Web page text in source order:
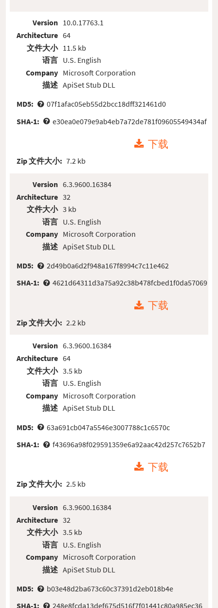
Version
Architecture
文件大小
语言
Company
描述
10.0.17763.1
64
11.5 kb
U.S. English
Microsoft Corporation
ApiSet Stub DLL
MD5:
07f1afac05eb55d2bcc18dff321461d0
SHA-1:
e30ea0e079e9ab4eb7a72de781f09605549434af
下载
Zip 文件大小: 7.2 kb
Version
Architecture
文件大小
语言
Company
描述
6.3.9600.16384
32
3 kb
U.S. English
Microsoft Corporation
ApiSet Stub DLL
MD5:
2d49b0a6d2f948a167f8994c7c11e462
SHA-1:
4621d64311d3a75a92c38b478fcbed1f0da57069
下载
Zip 文件大小: 2.2 kb
Version
Architecture
文件大小
语言
Company
描述
6.3.9600.16384
64
3.5 kb
U.S. English
Microsoft Corporation
ApiSet Stub DLL
MD5:
63a691cb047a5546e3007788c1c6570c
SHA-1:
f43696a98f029591359e6a92aac42d257c7652b7
下载
Zip 文件大小: 2.5 kb
Version
Architecture
文件大小
语言
Company
描述
6.3.9600.16384
32
3.5 kb
U.S. English
Microsoft Corporation
ApiSet Stub DLL
MD5:
b03e48d2ba673c60c37391d2eb018b4e
SHA-1:
248e8fcda13def675d516f7f01441c80a985ec36